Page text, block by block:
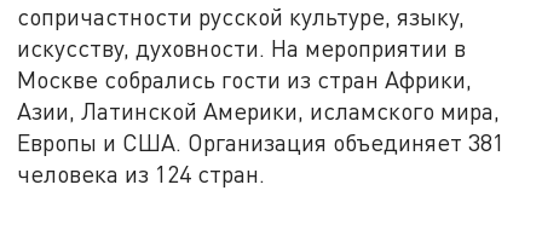
сопричастности русской культуре, языку,
искусству, духовности. На мероприятии в
Москве собрались гости из стран Африки,
Азии, Латинской Америки, исламского мира,
Европы и США. Организация объединяет 381
человека из 124 стран.